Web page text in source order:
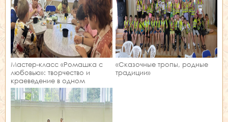
Мастер‑класс «Ромашка с
любовью»: творчество и
краеведение в одном
занятии!
«Сказочные тропы, родные
традиции»